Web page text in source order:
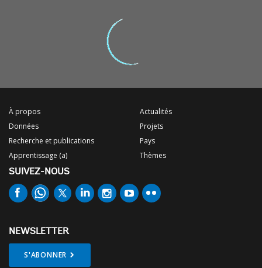
À propos
Données
Recherche et publications
Apprentissage (a)
Actualités
Projets
Pays
Thèmes
SUIVEZ-NOUS
NEWSLETTER
S'ABONNER